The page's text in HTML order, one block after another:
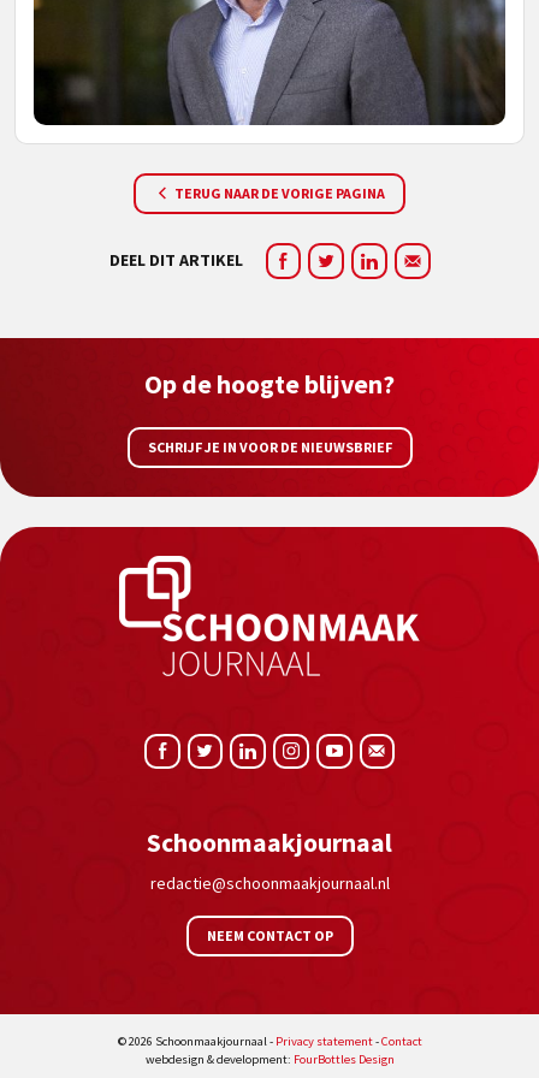
TERUG NAAR DE VORIGE PAGINA
DEEL DIT ARTIKEL
Op de hoogte blijven?
SCHRIJF JE IN VOOR DE NIEUWSBRIEF
Schoonmaakjournaal
redactie@schoonmaakjournaal.nl
NEEM CONTACT OP
© 2026 Schoonmaakjournaal - Privacy statement-Contact
webdesign & development: FourBottles Design